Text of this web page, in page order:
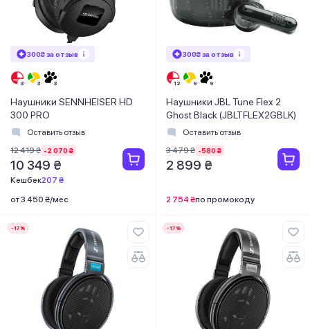
300₴ за отзыв
Наушники SENNHEISER HD
300 PRO
Оставить отзыв
12 419 ₴ -2 070 ₴
10 349 ₴
Кешбек207 ₴
от 3 450 ₴/мес
300₴ за отзыв
Наушники JBL Tune Flex 2
Ghost Black (JBLTFLEX2GBLK)
Оставить отзыв
3 479 ₴ -580 ₴
2 899 ₴
2 754 ₴по промокоду
-17% -17%